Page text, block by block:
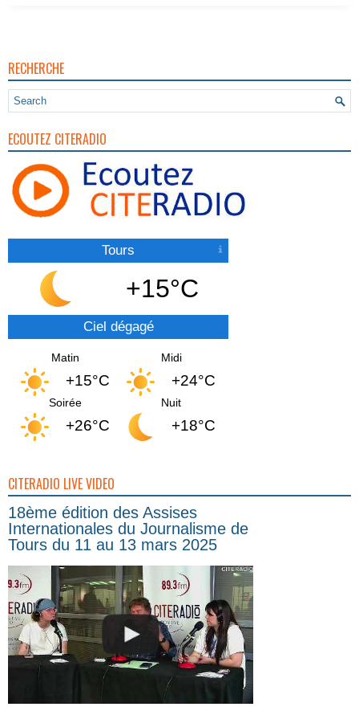
RECHERCHE
ECOUTEZ CITERADIO
Tours
+15°C
Ciel dégagé
Matin
+15°C
Midi
+24°C
Soirée
+26°C
Nuit
+18°C
CITERADIO LIVE VIDEO
18ème édition des Assises
Internationales du Journalisme de
Tours du 11 au 13 mars 2025